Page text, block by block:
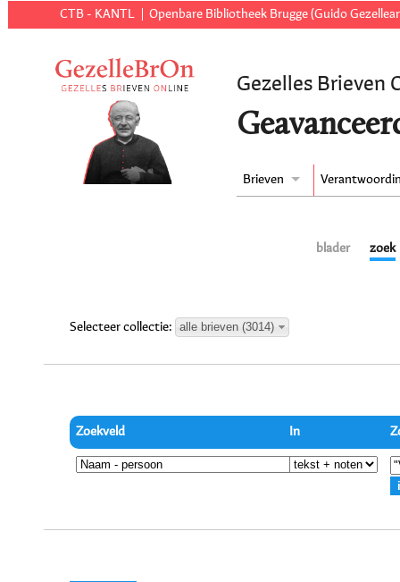
CTB - KANTL Openbare Bibliotheek Brugge (Guido
Gezelles Brieven
Brieven
blader zoek
Selecteer collectie: alle brieven (3014)
Zoekveld In